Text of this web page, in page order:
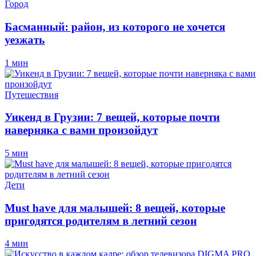
Город
Басманный: район, из которого не хочется
уезжать
1 мин
Путешествия
Уикенд в Грузии: 7 вещей, которые почти
наверняка с вами произойдут
5 мин
Дети
Must have для малышей: 8 вещей, которые
пригодятся родителям в летний сезон
4 мин